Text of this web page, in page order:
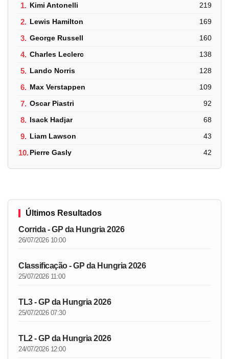
1. Kimi Antonelli 219
2. Lewis Hamilton 169
3. George Russell 160
4. Charles Leclerc 138
5. Lando Norris 128
6. Max Verstappen 109
7. Oscar Piastri 92
8. Isack Hadjar 68
9. Liam Lawson 43
10.Pierre Gasly 42
Últimos Resultados
Corrida - GP da Hungria 2026
26/07/2026 10:00
Classificação - GP da Hungria 2026
25/07/2026 11:00
TL3 - GP da Hungria 2026
25/07/2026 07:30
TL2 - GP da Hungria 2026
24/07/2026 12:00